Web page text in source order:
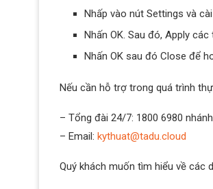
Nhấp vào nút Settings và
Nhấn OK. Sau đó, Apply các
Nhấn OK sau đó Close để
Nếu cần hỗ trợ trong quá trình
– Tổng đài 24/7: 1800 6980
– Email: kythuat@tadu.cloud
Quý khách muốn tìm hiểu về các